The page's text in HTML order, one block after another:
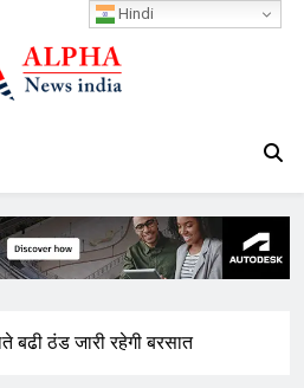
बढी ठंड जारी रहेगी बरसात
Hindi